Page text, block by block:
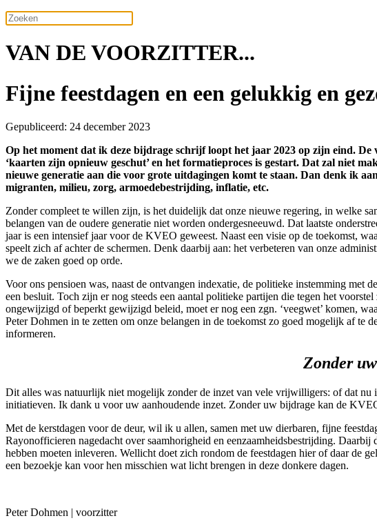
VAN DE VOORZITTER...
Fijne feestdagen en een gelukkig en
Gepubliceerd: 24 december 2023
Op het moment dat ik deze bijdrage schrijf loopt het jaar 2023 op zijn eind.
‘kaarten zijn opnieuw geschut’ en het formatieproces is gestart. Dat zal niet
nieuwe generatie aan die voor grote uitdagingen komt te staan. Dan denk ik
migranten, milieu, zorg, armoedebestrijding, inflatie, etc.
Zonder compleet te willen zijn, is het duidelijk dat onze nieuwe regering, in welke
belangen van de oudere generatie niet worden ondergesneeuwd. Dat laatste
jaar is een intensief jaar voor de KVEO geweest. Naast een visie op de toekomst,
speelt zich af achter de schermen. Denk daarbij aan: het verbeteren van onze
we de zaken goed op orde.
Voor ons pensioen was, naast de ontvangen indexatie, de politieke instemming met
een besluit. Toch zijn er nog steeds een aantal politieke partijen die tegen het
ongewijzigd of beperkt gewijzigd beleid, moet er nog een zgn. ‘veegwet’ komen,
Peter Dohmen in te zetten om onze belangen in de toekomst zo goed mogelijk af te
informeren.
Zonder
Dit alles was natuurlijk niet mogelijk zonder de inzet van vele vrijwilligers: of dat
initiatieven. Ik dank u voor uw aanhoudende inzet. Zonder uw bijdrage kan de
Met de kerstdagen voor de deur, wil ik u allen, samen met uw dierbaren, fijne
Rayonofficieren nagedacht over saamhorigheid en eenzaamheidsbestrijding.
hebben moeten inleveren. Wellicht doet zich rondom de feestdagen hier of daar de
een bezoekje kan voor hen misschien wat licht brengen in deze donkere dagen.
Peter Dohmen | voorzitter